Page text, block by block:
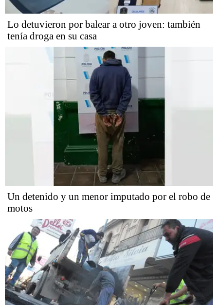
Lo detuvieron por balear a otro joven: también
tenía droga en su casa
Un detenido y un menor imputado por el robo de
motos